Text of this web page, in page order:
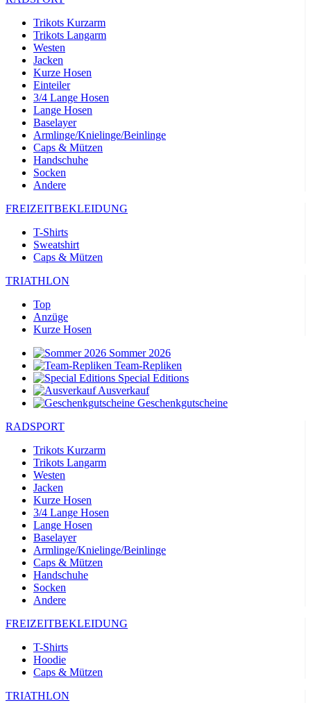
Trikots Kurzarm
Trikots Langarm
Westen
Jacken
Kurze Hosen
Einteiler
3/4 Lange Hosen
Lange Hosen
Baselayer
Armlinge/Knielinge/Beinlinge
Caps & Mützen
Handschuhe
Socken
Andere
FREIZEITBEKLEIDUNG
T-Shirts
Sweatshirt
Caps & Mützen
TRIATHLON
Top
Anzüge
Kurze Hosen
Sommer 2026
Team-Repliken
Special Editions
Ausverkauf
Geschenkgutscheine
RADSPORT
Trikots Kurzarm
Trikots Langarm
Westen
Jacken
Kurze Hosen
3/4 Lange Hosen
Lange Hosen
Baselayer
Armlinge/Knielinge/Beinlinge
Caps & Mützen
Handschuhe
Socken
Andere
FREIZEITBEKLEIDUNG
T-Shirts
Hoodie
Caps & Mützen
TRIATHLON